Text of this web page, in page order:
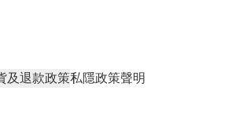
及退款政策私隱政策聲明